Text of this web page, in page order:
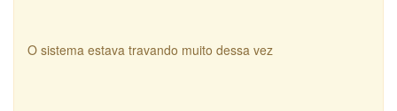
O sistema estava travando muito dessa vez